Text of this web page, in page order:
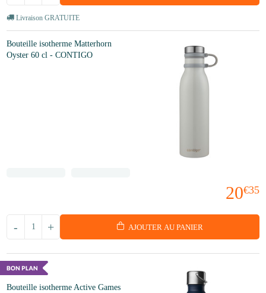
Livraison GRATUITE
Bouteille isotherme Matterhorn
Oyster 60 cl - CONTIGO
20€35
+
- AJOUTER AU PANIER
Bouteille isotherme Active Games